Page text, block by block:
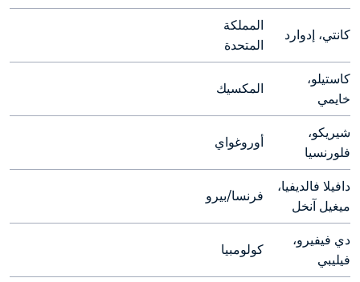
كانتي، إدوارد
المتحدة
خايمي
المكسيك
فلورنسيا
أوروغواي
ميغيل آنخل
فرنسا/بيرو
فيليبي
كولومبيا